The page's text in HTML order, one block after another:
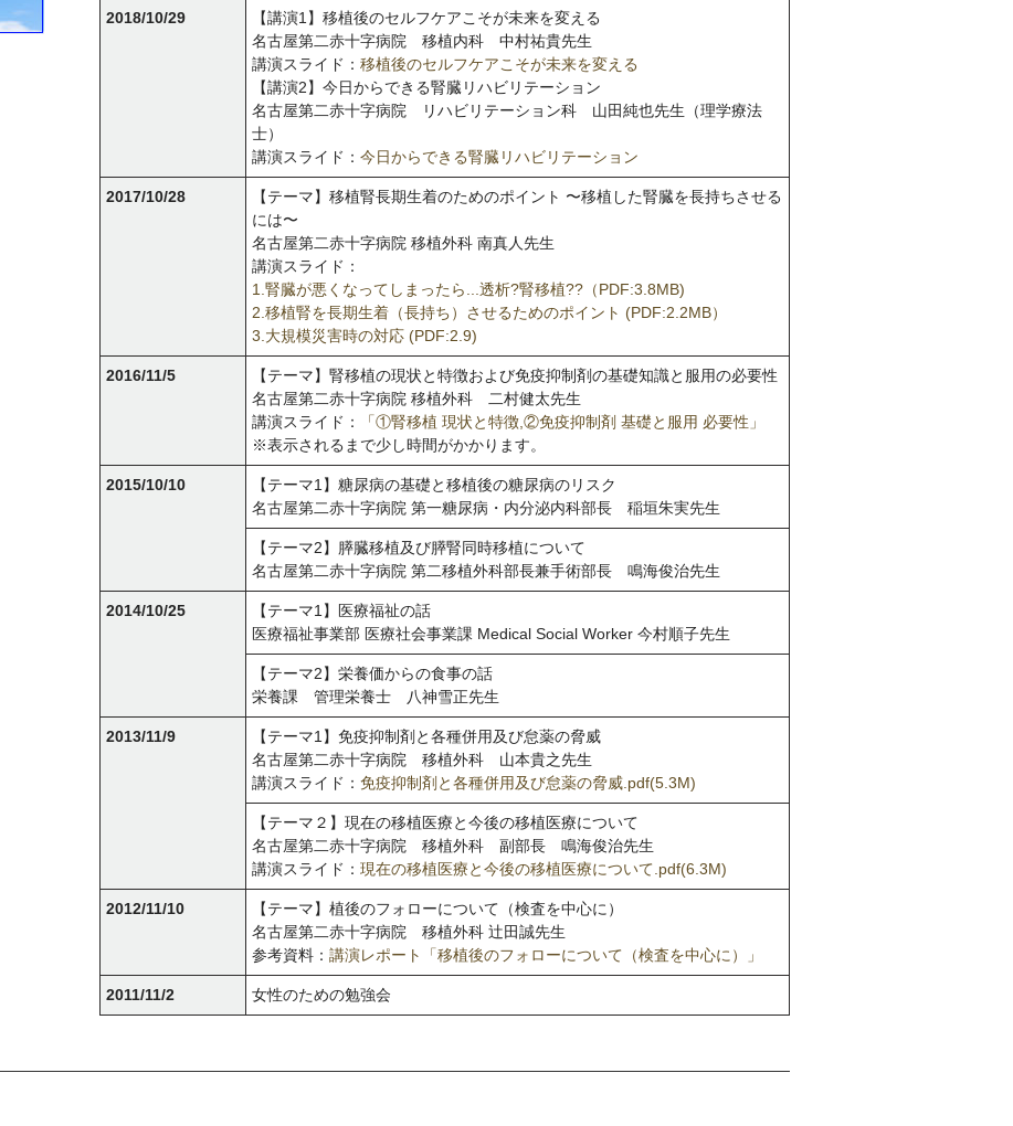
2018/10/29
【講演1】移植後のセルフケアこそが未来を変える
名古屋第二赤十字病院 移植内科 中村祐貴先生
講演スライド： 移植後のセルフケアこそが未来を変える
【講演2】今日からできる腎臓リハビリテーション
名古屋第二赤十字病院 リハビリテーション科 山田純也先生（理学療法
士）
講演スライド： 今日からできる腎臓リハビリテーション
2017/10/28
【テーマ】移植腎長期生着のためのポイント 〜移植した腎臓を長持ちさせる
には〜
名古屋第二赤十字病院 移植外科 南真人先生
講演スライド：
1.腎臓が悪くなってしまったら...透析?腎移植??（PDF:3.8MB)
2.移植腎を長期生着（長持ち）させるためのポイント (PDF:2.2MB）
3.大規模災害時の対応 (PDF:2.9)
2016/11/5
【テーマ】腎移植の現状と特徴および免疫抑制剤の基礎知識と服用の必要性
名古屋第二赤十字病院 移植外科 二村健太先生
講演スライド：
「①腎移植 現状と特徴,②免疫抑制剤 基礎と服用 必要性」
※表示されるまで少し時間がかかります。
2015/10/10
【テーマ1】糖尿病の基礎と移植後の糖尿病のリスク
名古屋第二赤十字病院 第一糖尿病・内分泌内科部長 稲垣朱実先生
【テーマ2】膵臓移植及び膵腎同時移植について
名古屋第二赤十字病院 第二移植外科部長兼手術部長 鳴海俊治先生
2014/10/25
【テーマ1】医療福祉の話
医療福祉事業部 医療社会事業課 Medical Social Worker 今村順子先生
【テーマ2】栄養価からの食事の話
栄養課 管理栄養士 八神雪正先生
2013/11/9
【テーマ1】免疫抑制剤と各種併用及び怠薬の脅威
名古屋第二赤十字病院 移植外科 山本貴之先生
講演スライド： 免疫抑制剤と各種併用及び怠薬の脅威.pdf(5.3M)
【テーマ２】現在の移植医療と今後の移植医療について
名古屋第二赤十字病院 移植外科 副部長 鳴海俊治先生
講演スライド： 現在の移植医療と今後の移植医療について.pdf(6.3M)
2012/11/10
【テーマ】植後のフォローについて（検査を中心に）
名古屋第二赤十字病院 移植外科 辻田誠先生
参考資料： 講演レポート「移植後のフォローについて（検査を中心に）」
2011/11/2 女性のための勉強会